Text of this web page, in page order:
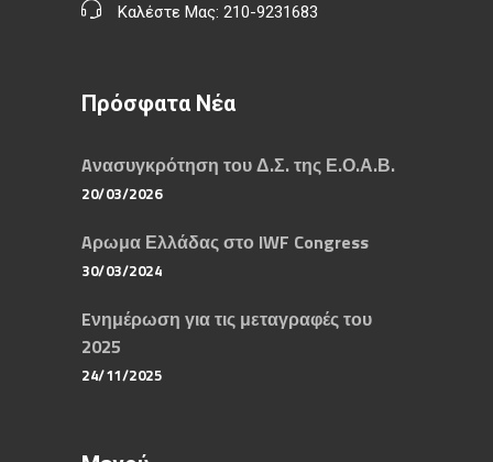
Καλέστε Μας: 210-9231683
Πρόσφατα Νέα
Aνασυγκρότηση του Δ.Σ. της Ε.Ο.Α.Β.
20/03/2026
Aρωμα Ελλάδας στο IWF Congress
30/03/2024
Eνημέρωση για τις μεταγραφές του
2025
24/11/2025